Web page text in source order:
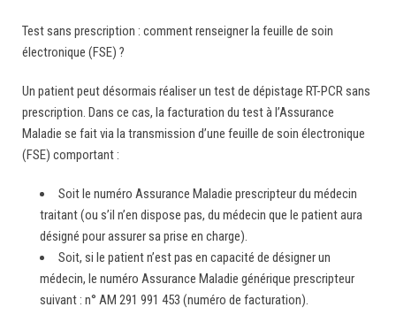
Test sans prescription : comment renseigner la feuille de soin
électronique (FSE) ?
Un patient peut désormais réaliser un test de dépistage RT-PCR sans
prescription. Dans ce cas, la facturation du test à l’Assurance
Maladie se fait via la transmission d’une feuille de soin électronique
(FSE) comportant :
Soit le numéro Assurance Maladie prescripteur du médecin
traitant (ou s’il n’en dispose pas, du médecin que le patient aura
désigné pour assurer sa prise en charge).
Soit, si le patient n’est pas en capacité de désigner un
médecin, le numéro Assurance Maladie générique prescripteur
suivant : n° AM 291 991 453 (numéro de facturation).